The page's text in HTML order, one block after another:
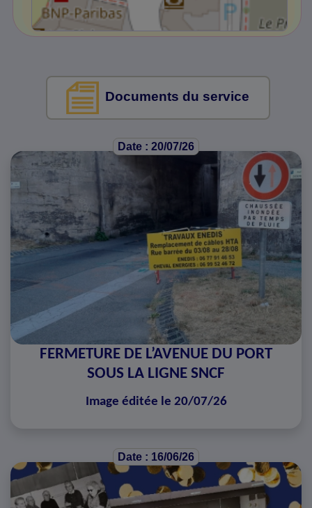
Documents du service
Date : 20/07/26
FERMETURE DE L’AVENUE DU PORT
SOUS LA LIGNE SNCF
Image éditée le 20/07/26
Date : 16/06/26